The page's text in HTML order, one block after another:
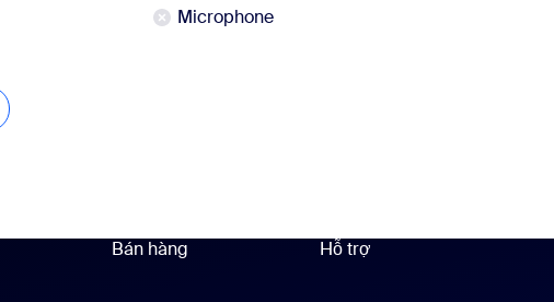
Microphone
hiểu thêm
Bán hàng Hỗ trợ
Hỗ trợ